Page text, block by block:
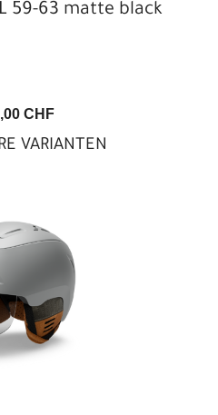
59-63 matte black
CHF
VARIANTEN